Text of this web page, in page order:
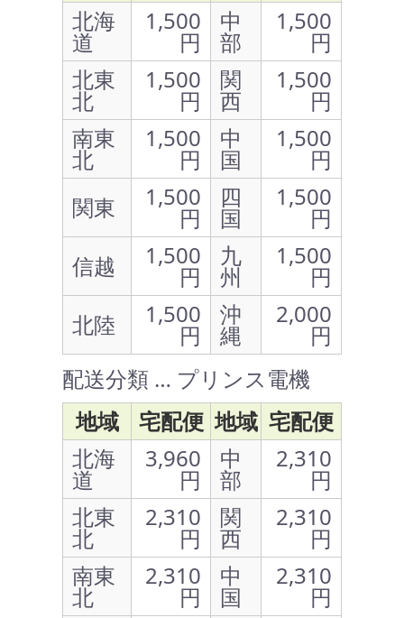
北海
道
1,500
円
中
部
1,500
円
北東
北
1,500
円
関
西
1,500
円
南東
北
1,500
円
中
国
1,500
円
関東
1,500
円
四
国
1,500
円
信越
1,500
円
九
州
1,500
円
北陸
1,500
円
沖
縄
2,000
円
配送分類 … プリンス電機
地域
宅配便 地域 宅配便
北海
道
3,960
円
中
部
2,310
円
北東
北
2,310
円
関
西
2,310
円
南東
北
2,310
円
中
国
2,310
円